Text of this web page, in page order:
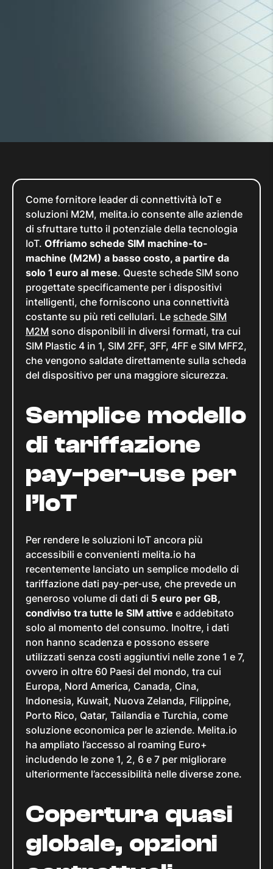
Come fornitore leader di connettività IoT e
soluzioni M2M, melita.io consente alle aziende
di sfruttare tutto il potenziale della tecnologia
IoT. Offriamo schede SIM machine-to-
machine (M2M) a basso costo, a partire da
solo 1 euro al mese. Queste schede SIM sono
progettate specificamente per i dispositivi
intelligenti, che forniscono una connettività
costante su più reti cellulari. Le schede SIM
M2M sono disponibili in diversi formati, tra cui
SIM Plastic 4 in 1, SIM 2FF, 3FF, 4FF e SIM MFF2,
che vengono saldate direttamente sulla scheda
del dispositivo per una maggiore sicurezza.
Semplice modello
di tariffazione
pay-per-use per
l’IoT
Per rendere le soluzioni IoT ancora più
accessibili e convenienti melita.io ha
recentemente lanciato un semplice modello di
tariffazione dati pay-per-use, che prevede un
generoso volume di dati di 5 euro per GB,
condiviso tra tutte le SIM attive e addebitato
solo al momento del consumo. Inoltre, i dati
non hanno scadenza e possono essere
utilizzati senza costi aggiuntivi nelle zone 1 e 7,
ovvero in oltre 60 Paesi del mondo, tra cui
Europa, Nord America, Canada, Cina,
Indonesia, Kuwait, Nuova Zelanda, Filippine,
Porto Rico, Qatar, Tailandia e Turchia, come
soluzione economica per le aziende. Melita.io
ha ampliato l’accesso al roaming Euro+
includendo le zone 1, 2, 6 e 7 per migliorare
ulteriormente l’accessibilità nelle diverse zone.
Copertura quasi
globale, opzioni